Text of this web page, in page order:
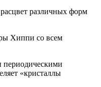
различных форм
Хиппи со всем
периодическими
«кристаллы